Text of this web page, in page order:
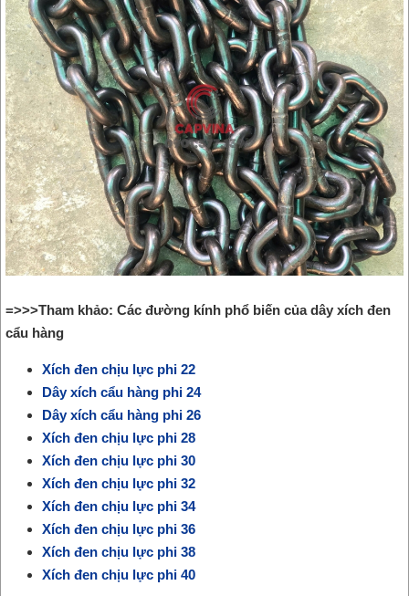
=>>>Tham khảo: Các đường kính phổ biến của dây xích đen
cẩu hàng
Xích đen chịu lực phi 22
Dây xích cẩu hàng phi 24
Dây xích cẩu hàng phi 26
Xích đen chịu lực phi 28
Xích đen chịu lực phi 30
Xích đen chịu lực phi 32
Xích đen chịu lực phi 34
Xích đen chịu lực phi 36
Xích đen chịu lực phi 38
Xích đen chịu lực phi 40